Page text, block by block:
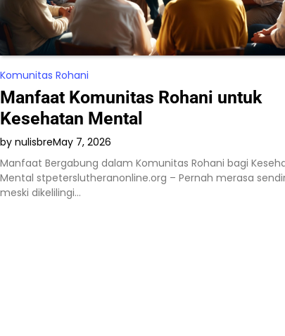
Komunitas Rohani
Manfaat Komunitas Rohani untuk
Kesehatan Mental
by nulisbreMay 7, 2026
Manfaat Bergabung dalam Komunitas Rohani bagi
Mental stpeterslutheranonline.org – Pernah merasa
meski dikelilingi…